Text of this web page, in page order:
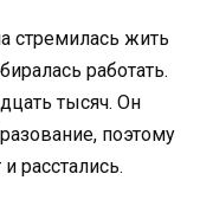
стремилась жить
работать.
тысяч. Он
поэтому
расстались.